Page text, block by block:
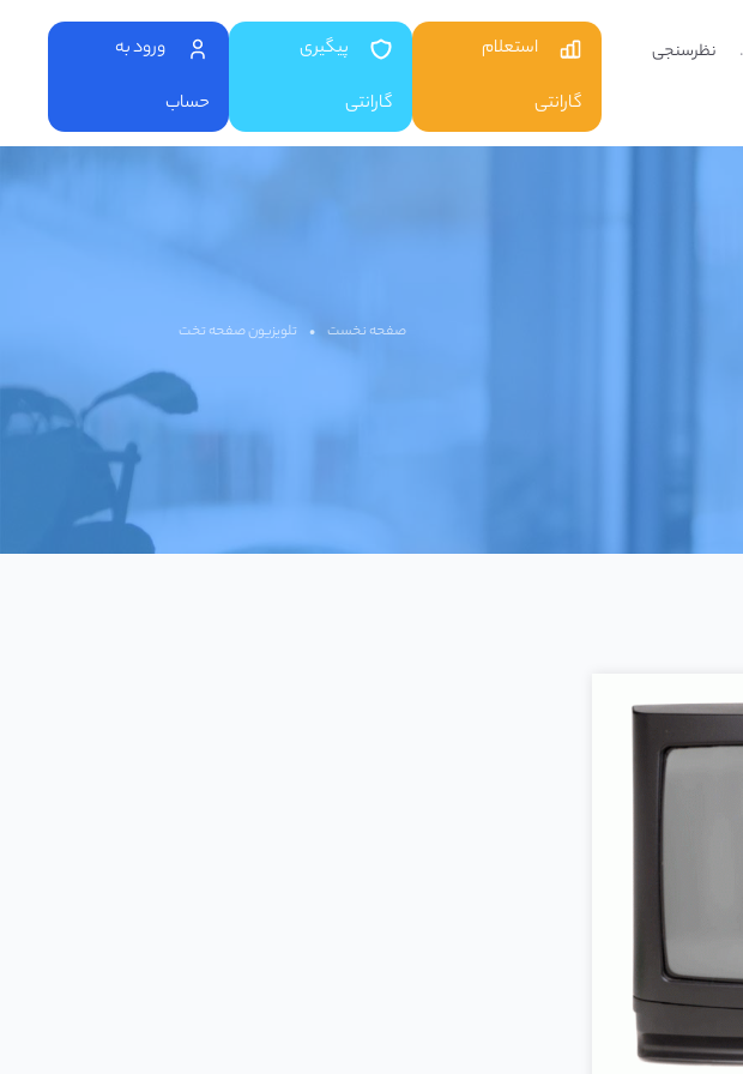
نظرسنجی
استعلام
گارانتی
پیگیری
گارانتی
ورود به
حساب
صفحه نخست • تلویزیون صفحه تخت